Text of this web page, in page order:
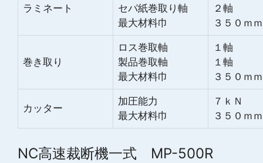
ラミネート
セパ紙巻取り軸
最大材料巾
２軸
３５０ｍｍ
巻き取り
ロス巻取軸
製品巻取軸
最大材料巾
１軸
１軸
３５０ｍｍ
カッター
加圧能力
最大材料巾
７ｋＮ
３５０ｍｍ
NC高速裁断機一式 MP-500R